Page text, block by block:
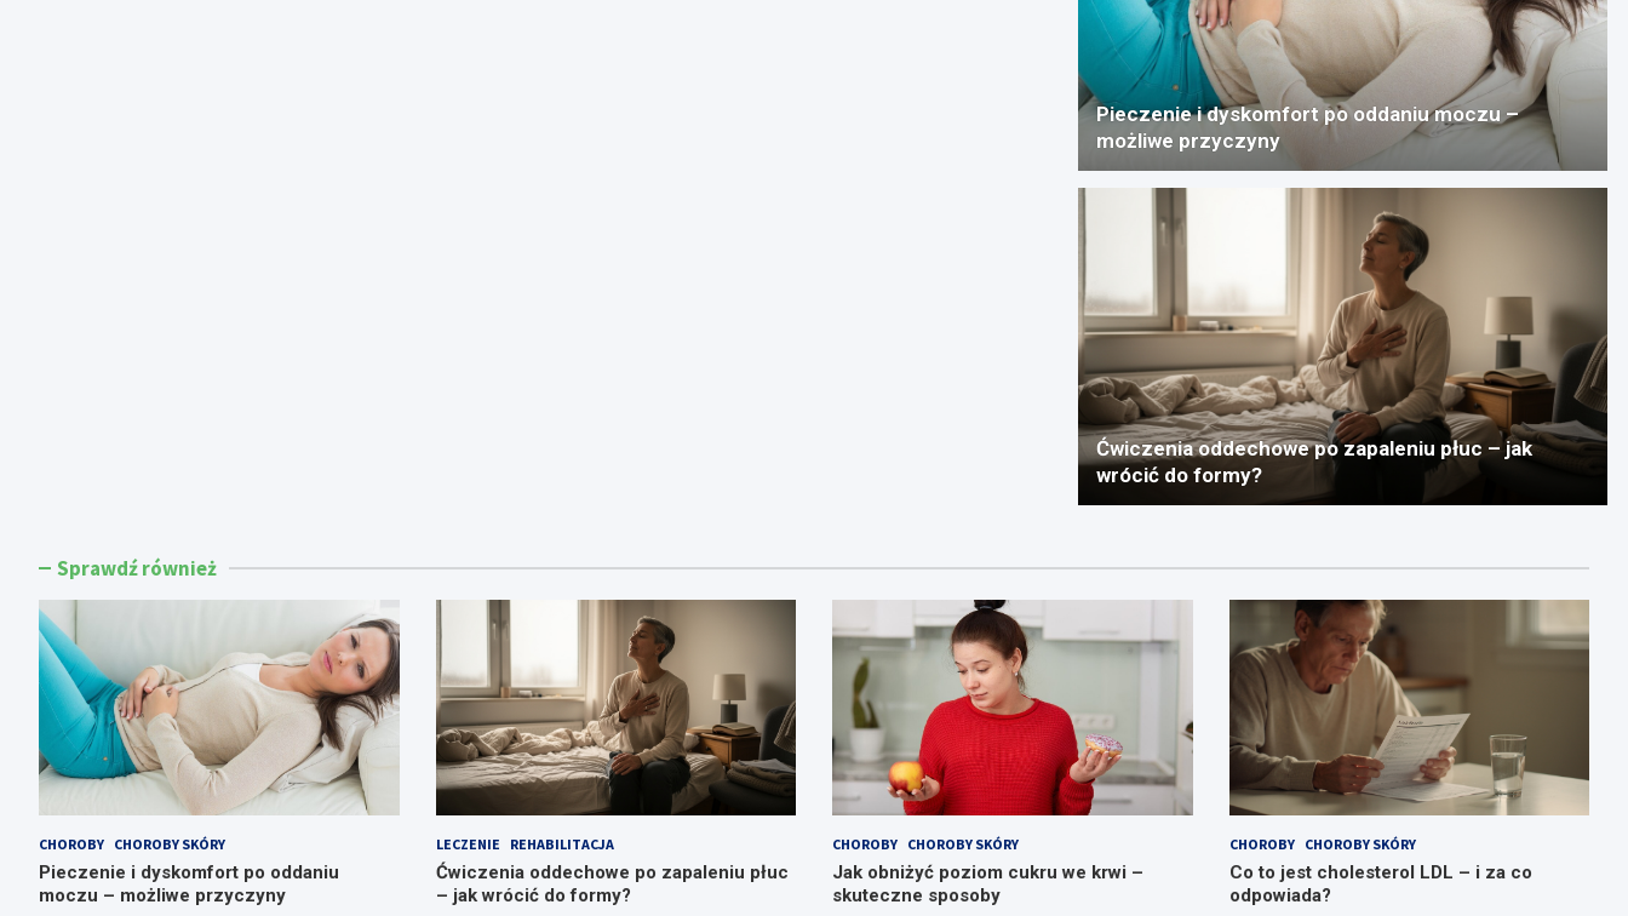
Pieczenie i dyskomfort po oddaniu moczu –
możliwe przyczyny
Ćwiczenia oddechowe po zapaleniu płuc – jak
wrócić do formy?
Sprawdź również
CHOROBY CHOROBY SKÓRY
Pieczenie i dyskomfort po oddaniu
moczu – możliwe przyczyny
LECZENIE REHABILITACJA
Ćwiczenia oddechowe po zapaleniu płuc
– jak wrócić do formy?
CHOROBY CHOROBY SKÓRY
Jak obniżyć poziom cukru we krwi –
skuteczne sposoby
CHOROBY CHOROBY SKÓRY
Co to jest cholesterol LDL – i za co
odpowiada?